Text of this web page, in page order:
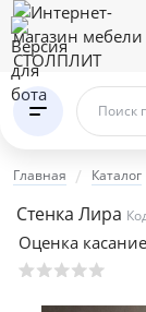
Поиск
Главная Каталог
Стенка Лира
Оценка